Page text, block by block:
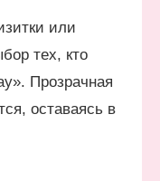
или
тех, кто
Прозрачная
оставаясь в